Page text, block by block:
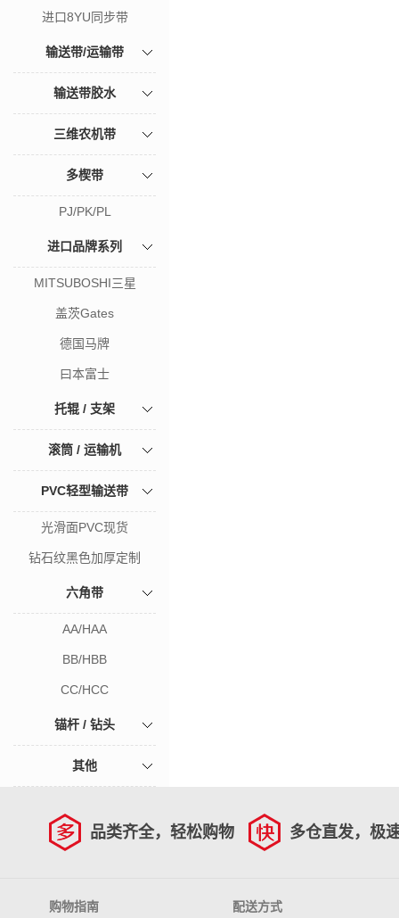
进口8YU同步带
输送带/运输带
输送带胶水
三维农机带
多楔带
PJ/PK/PL
进口品牌系列
MITSUBOSHI三星
盖茨Gates
德国马牌
曰本富士
托辊 / 支架
滚筒 / 运输机
PVC轻型输送带
光滑面PVC现货
钻石纹黑色加厚定制
六角带
AA/HAA
BB/HBB
CC/HCC
锚杆 / 钻头
其他
品类齐全，轻松购物 多仓直发，极
购物指南 配送方式